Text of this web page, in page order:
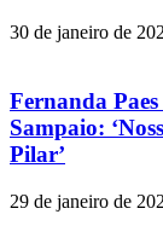
30 de janeiro de
Fernanda
Sampaio:
Pilar’
29 de janeiro de